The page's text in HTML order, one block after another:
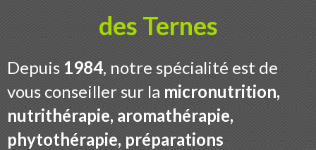
des Ternes
Depuis 1984, notre spécialité est de
vous conseiller sur la micronutrition,
nutrithérapie, aromathérapie,
phytothérapie, préparations